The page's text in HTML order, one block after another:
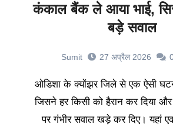
कंकाल बैंक ले आया भाई,
बड़े सवाल
Sumit 27 अप्रैल 2026
ओडिशा के क्योंझर जिले से एक ऐसी घटना सामने आई है,
जिसने हर किसी को हैरान कर दिया
पर गंभीर सवाल खड़े कर दिए। यहां